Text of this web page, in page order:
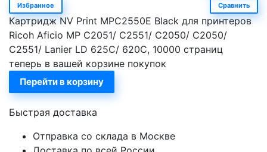
Избранное Сравнить
Картридж NV Print MPC2550E Black для принтеров
Ricoh Aficio MP C2051/ C2551/ C2050/ C2050/
C2551/ Lanier LD 625C/ 620C, 10000 страниц
теперь в вашей корзине покупок
Перейти в корзину
Быстрая доставка
Отправка со склада в Москве